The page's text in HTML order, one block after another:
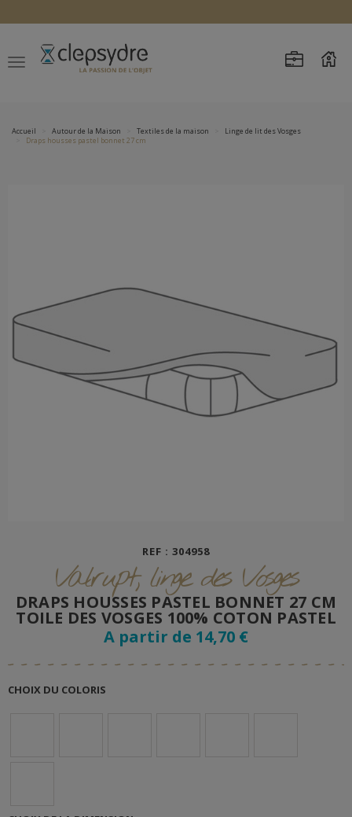
Accueil Autour de la Maison Textiles de la maison
Linge de lit des Vosges
Draps housses pastel bonnet 27 cm
REF : 304958
Valrupt, linge des Vosges
DRAPS HOUSSES PASTEL BONNET 27 CM
TOILE DES VOSGES 100% COTON PASTEL
A partir de 14,70 €
CHOIX DU COLORIS